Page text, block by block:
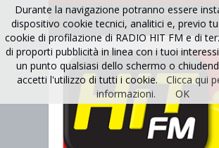
sabato , 8 Agosto 2026
Durante la navigazione potranno essere
dispositivo cookie tecnici, analitici e, previo
cookie di profilazione di RADIO HIT FM e di
di proporti pubblicità in linea con i tuoi
un punto qualsiasi dello schermo o
accetti l'utilizzo di tutti i cookie.
Clicca qui
informazioni.
OK